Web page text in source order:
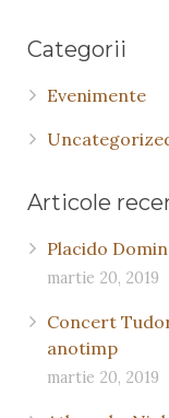
Categorii
Evenimente
Articole
Placido
martie 20, 2019
Concert
anotimp
martie 20, 2019